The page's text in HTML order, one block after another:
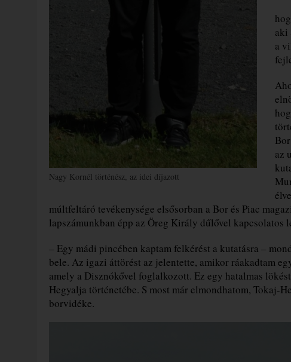
Nagy Kornél történész, az idei díjazott
aki
a
az
múltfeltáró tevékenysége elsősorban a Bor és Piac
lapszámunkban épp az Öreg Király dűlővel kapcsolatos
– Egy mádi pincében kaptam felkérést a kutatásra –
bele. Az igazi áttörést az jelentette, amikor ráakadtam
amely a Disznókővel foglalkozott. Ez egy hatalmas
Hegyalja történetébe. S most már elmondhatom, Tokaj-
borvidéke.